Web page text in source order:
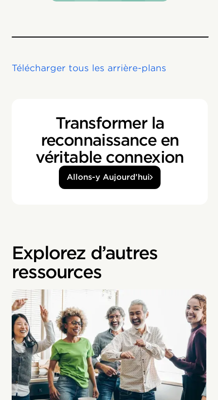
Télécharger tous les arrière-plans
Transformer la
reconnaissance en
véritable connexion
Allons-y Aujourd’hui
Explorez d’autres
ressources